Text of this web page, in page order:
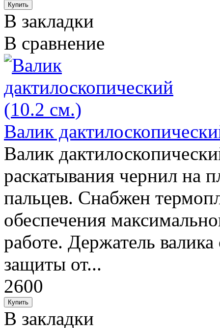
В закладки
В сравнение
Валик
Валик
раскатывания чернил на
пальцев. Снабжен
обеспечения
работе. Держатель
защиты от...
2600
В закладки